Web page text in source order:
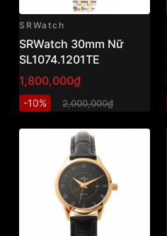
SRWatch
SRWatch 30mm Nữ
SL1074.1201TE
1,800,000₫
-10% 2,000,000₫